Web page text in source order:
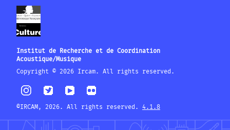
Institut de Recherche et de Coordination
Acoustique/Musique
Copyright © 2026 Ircam. All rights reserved.
©IRCAM, 2026. All rights reserved. 4.1.8